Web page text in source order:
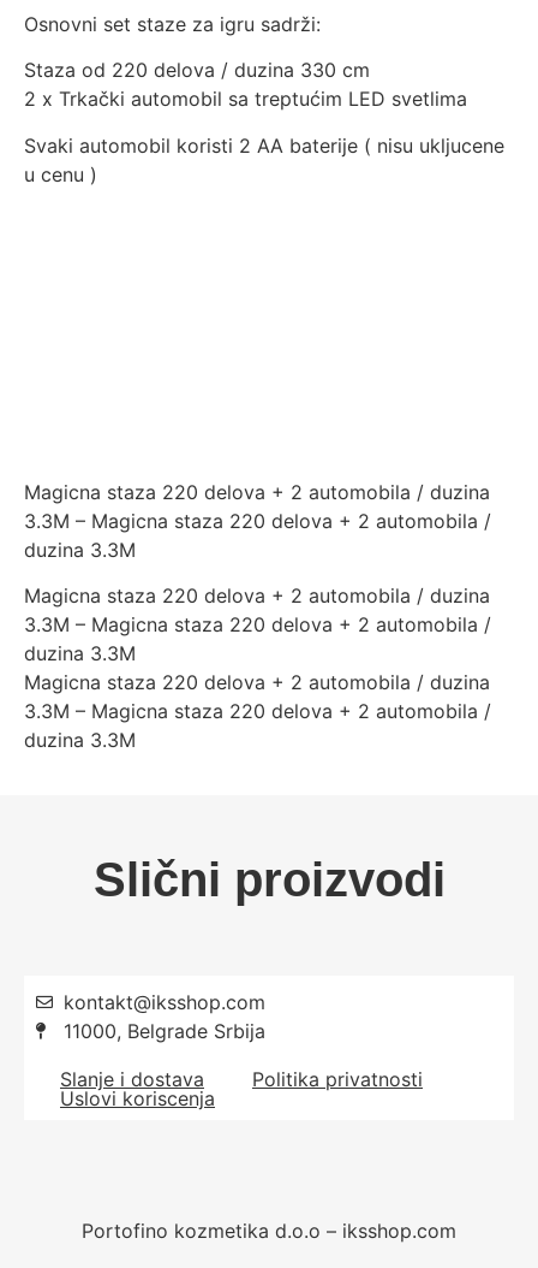
Osnovni set staze za igru sadrži:
Staza od 220 delova / duzina 330 cm
2 x Trkački automobil sa treptućim LED svetlima
Svaki automobil koristi 2 AA baterije ( nisu ukljucene
u cenu )
Magicna staza 220 delova + 2 automobila / duzina
3.3M – Magicna staza 220 delova + 2 automobila /
duzina 3.3M
Magicna staza 220 delova + 2 automobila / duzina
3.3M – Magicna staza 220 delova + 2 automobila /
duzina 3.3M
Magicna staza 220 delova + 2 automobila / duzina
3.3M – Magicna staza 220 delova + 2 automobila /
duzina 3.3M
Slični proizvodi
kontakt@iksshop.com
11000, Belgrade Srbija
Slanje i dostava
Politika privatnosti
Uslovi koriscenja
Portofino kozmetika d.o.o – iksshop.com